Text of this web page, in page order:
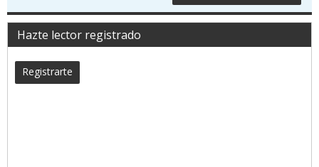
Hazte lector registrado
Registrarte